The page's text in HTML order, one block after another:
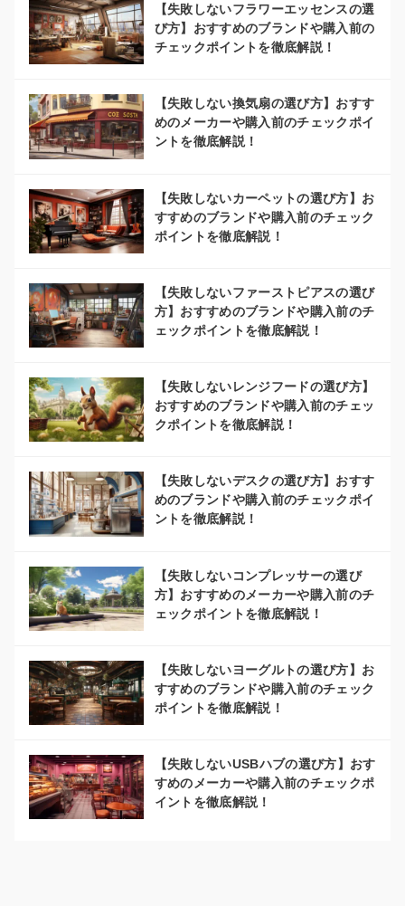
【失敗しないフラワーエッセンスの選
び方】おすすめのブランドや購入前の
チェックポイントを徹底解説！
【失敗しない換気扇の選び方】おすす
めのメーカーや購入前のチェックポイ
ントを徹底解説！
【失敗しないカーペットの選び方】お
すすめのブランドや購入前のチェック
ポイントを徹底解説！
【失敗しないファーストピアスの選び
方】おすすめのブランドや購入前のチ
ェックポイントを徹底解説！
【失敗しないレンジフードの選び方】
おすすめのブランドや購入前のチェッ
クポイントを徹底解説！
【失敗しないデスクの選び方】おすす
めのブランドや購入前のチェックポイ
ントを徹底解説！
【失敗しないコンプレッサーの選び
方】おすすめのメーカーや購入前のチ
ェックポイントを徹底解説！
【失敗しないヨーグルトの選び方】お
すすめのブランドや購入前のチェック
ポイントを徹底解説！
【失敗しないUSBハブの選び方】おす
すめのメーカーや購入前のチェックポ
イントを徹底解説！